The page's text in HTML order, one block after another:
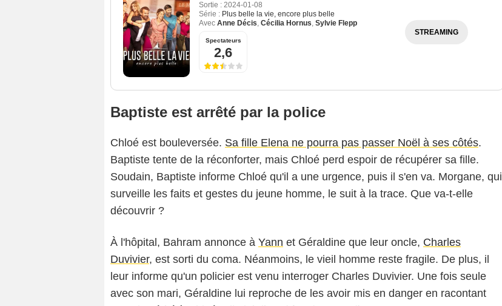
Sortie : 2024-01-08
Série : Plus belle la vie, encore plus belle
Avec Anne Décis, Cécilia Hornus, Sylvie Flepp
Spectateurs
2,6
STREAMING
Baptiste est arrêté par la police
Chloé est bouleversée. Sa fille Elena ne pourra pas passer Noël à ses côtés.
Baptiste tente de la réconforter, mais Chloé perd espoir de récupérer sa fille.
Soudain, Baptiste informe Chloé qu'il a une urgence, puis il s'en va. Morgane, qui
surveille les faits et gestes du jeune homme, le suit à la trace. Que va-t-elle
découvrir ?
À l'hôpital, Bahram annonce à Yann et Géraldine que leur oncle, Charles
Duvivier, est sorti du coma. Néanmoins, le vieil homme reste fragile. De plus, il
leur informe qu'un policier est venu interroger Charles Duvivier. Une fois seule
avec son mari, Géraldine lui reproche de les avoir mis en danger en racontant